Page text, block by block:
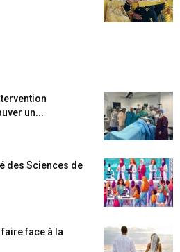
un...
des Sciences de
face à la